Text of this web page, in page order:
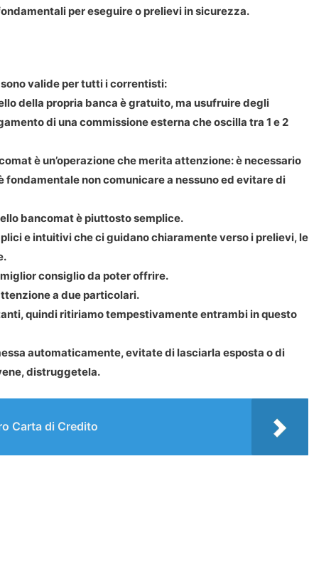
per eseguire o prelievi in sicurezza.
valide per tutti i correntisti:
della propria banca è gratuito, ma usufruire degli
di una commissione esterna che oscilla tra 1 e 2
è un’operazione che merita attenzione: è necessario
non comunicare a nessuno ed evitare di
bancomat è piuttosto semplice.
e intuitivi che ci guidano chiaramente verso i prelievi, le
consiglio da poter offrire.
a due particolari.
quindi ritiriamo tempestivamente entrambi in questo
automaticamente, evitate di lasciarla esposta o di
distruggetela.
Carta di Credito